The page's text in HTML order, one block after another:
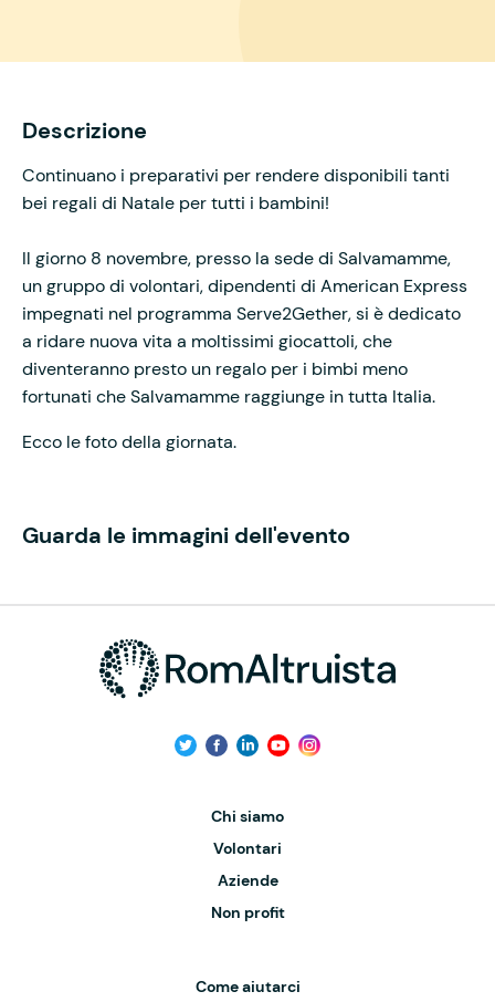
Descrizione
Continuano i preparativi per rendere disponibili tanti
bei regali di Natale per tutti i bambini!
Il giorno 8 novembre, presso la sede di Salvamamme,
un gruppo di volontari, dipendenti di American Express
impegnati nel programma Serve2Gether, si è dedicato
a ridare nuova vita a moltissimi giocattoli, che
diventeranno presto un regalo per i bimbi meno
fortunati che Salvamamme raggiunge in tutta Italia.
Ecco le foto della giornata.
Guarda le immagini dell'evento
Chi siamo
Volontari
Aziende
Non profit
Come aiutarci